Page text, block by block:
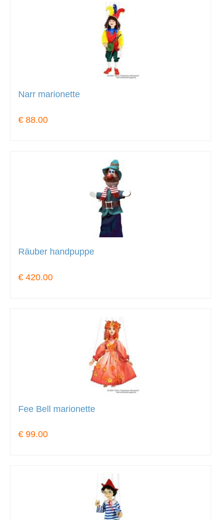
Narr marionette
€ 88.00
Räuber handpuppe
€ 420.00
Fee Bell marionette
€ 99.00